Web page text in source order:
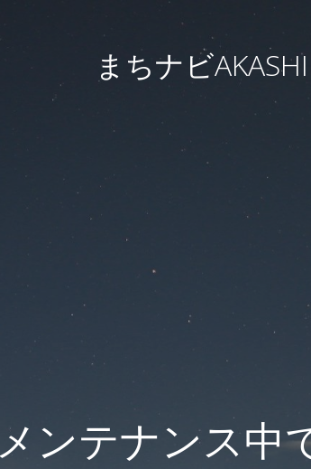
まちナビAKASHI
ンテナンス中